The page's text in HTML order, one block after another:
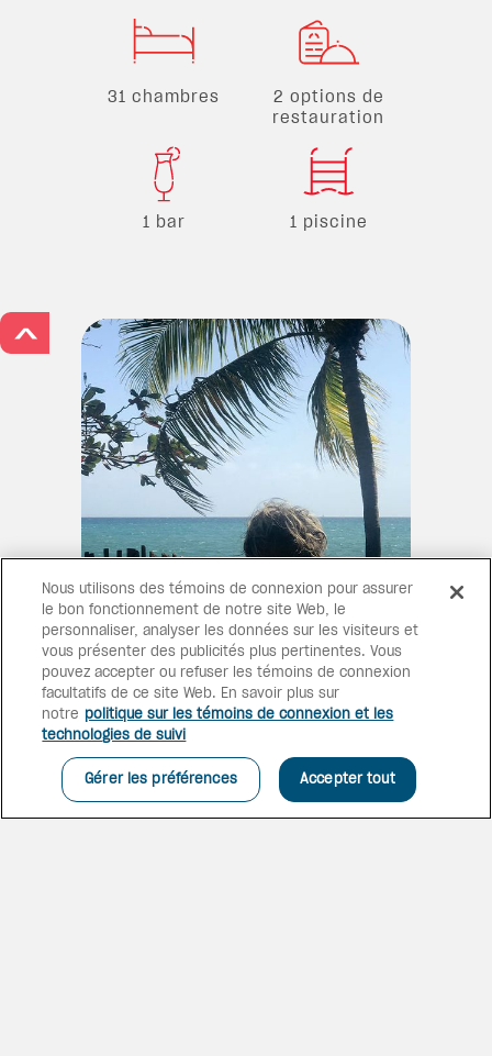
31 chambres
2 options de
restauration
1 bar 1 piscine
ÉTINCELANT COMME UN
DIAMANT
Parfaitement situé au cœur du
village du Diamant, sur le plus
long littoral de la Martinique,
avec le Rocher du Diamant en
toile de fond, Diamant les Bains
vous accueille dans un
Nous utilisons des témoins de connexion pour assurer
le bon fonctionnement de notre site Web, le
personnaliser, analyser les données sur les visiteurs et
vous présenter des publicités plus pertinentes. Vous
pouvez accepter ou refuser les témoins de connexion
facultatifs de ce site Web. En savoir plus sur
notre politique sur les témoins de connexion et les
technologies de suivi
Gérer les préférences Accepter tout